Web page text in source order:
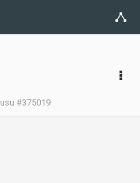
#375019